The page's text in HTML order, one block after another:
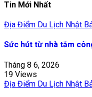
Tin Mới Nhất
Địa Điểm Du Lịch Nhật
Sức hút từ nhà tắm
Tháng 8 6, 2026
19 Views
Địa Điểm Du Lịch Nhật